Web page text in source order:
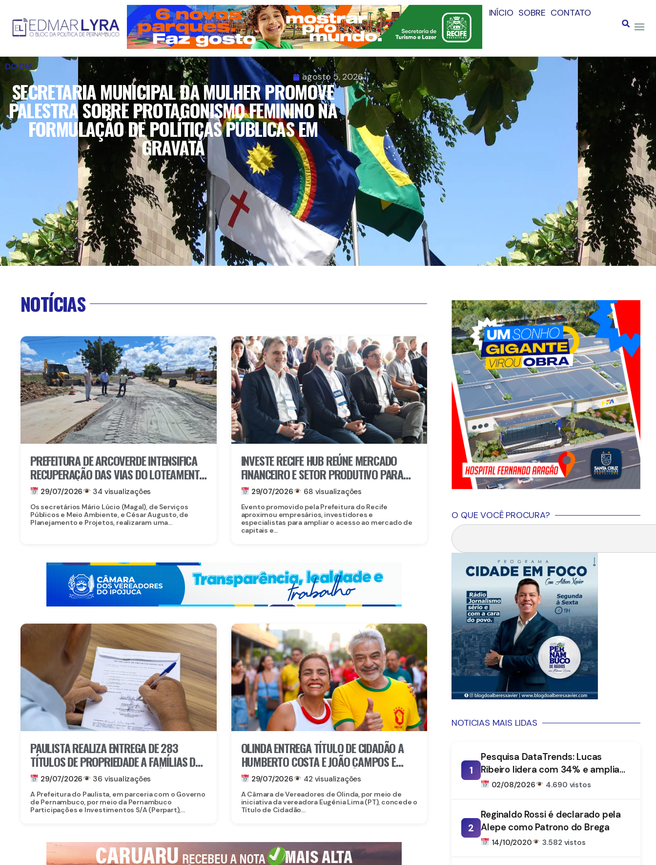
INÍCIO SOBRE CONTATO
DO DIA
agosto 5, 2026
SECRETARIA MUNICIPAL DA MULHER PROMOVE
PALESTRA SOBRE PROTAGONISMO FEMININO NA
FORMULAÇÃO DE POLÍTICAS PÚBLICAS EM
GRAVATÁ
NOTÍCIAS
PREFEITURA DE ARCOVERDE INTENSIFICA
RECUPERAÇÃO DAS VIAS DO LOTEAMENTO
ROCHA
29/07/2026 34 visualizações
Os secretários Mário Lúcio (Magal), de Serviços
Públicos e Meio Ambiente, e César Augusto, de
Planejamento e Projetos, realizaram uma...
INVESTE RECIFE HUB REÚNE MERCADO
FINANCEIRO E SETOR PRODUTIVO PARA
IMPULSIONAR NOVOS INVESTIMENTOS NA
CAPITAL
29/07/2026 68 visualizações
Evento promovido pela Prefeitura do Recife
aproximou empresários, investidores e
especialistas para ampliar o acesso ao mercado de
capitais e...
PAULISTA REALIZA ENTREGA DE 283
TÍTULOS DE PROPRIEDADE A FAMÍLIAS DO
CONJUNTO HABITACIONAL ANTÔNIO
MARIA
29/07/2026 36 visualizações
A Prefeitura do Paulista, em parceria com o Governo
de Pernambuco, por meio da Pernambuco
Participações e Investimentos S/A (Perpart),...
OLINDA ENTREGA TÍTULO DE CIDADÃO A
HUMBERTO COSTA E JOÃO CAMPOS E
CONCEDE MEDALHA A MARÍLIA ARRAES
29/07/2026 42 visualizações
A Câmara de Vereadores de Olinda, por meio de
iniciativa da vereadora Eugênia Lima (PT), concede o
Título de Cidadão...
O QUE VOCÊ PROCURA?
NOTICIAS MAIS LIDAS
1
Pesquisa DataTrends: Lucas
Ribeiro lidera com 34% e amplia
vantagem na disputa pelo
02/08/2026 4.690 vistos
2
Reginaldo Rossi é declarado pela
Alepe como Patrono do Brega
14/10/2020 3.582 vistos